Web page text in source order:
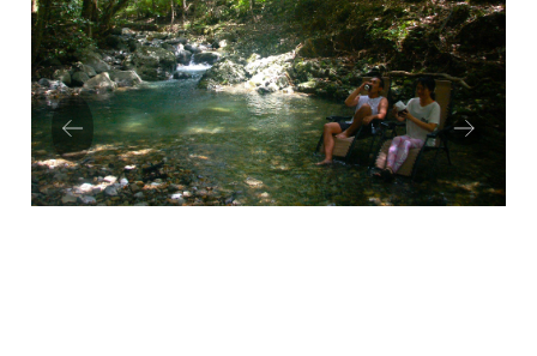
Prev
ious
Next